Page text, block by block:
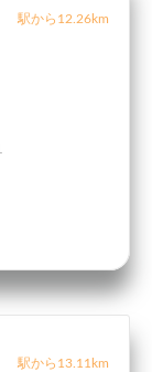
駅から12.26km
駅から13.11km